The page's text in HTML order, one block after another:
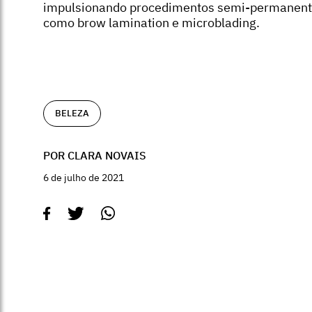
impulsionando procedimentos semi-
como brow lamination e microblading.
BELEZA
POR CLARA NOVAIS
6 de julho de 2021